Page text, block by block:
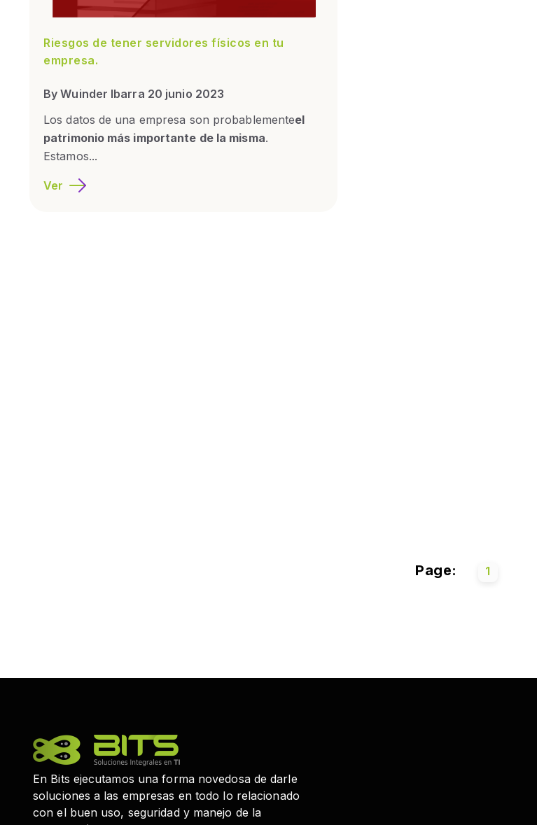
Riesgos de tener servidores físicos en tu
empresa.
By Wuinder Ibarra 20 junio 2023
Los datos de una empresa son probablementeel
patrimonio más importante de la misma.
Estamos...
Ver
Page: 1
En Bits ejecutamos una forma novedosa de darle
soluciones a las empresas en todo lo relacionado
con el buen uso, seguridad y manejo de la